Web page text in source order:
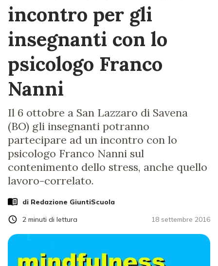
incontro per gli
insegnanti con lo
psicologo Franco
Nanni
Il 6 ottobre a San Lazzaro di Savena
(BO) gli insegnanti potranno
partecipare ad un incontro con lo
psicologo Franco Nanni sul
contenimento dello stress, anche quello
lavoro-correlato.
di Redazione GiuntiScuola
18 settembre 2016
2 minuti di lettura